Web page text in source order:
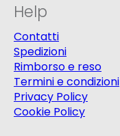
Help
Contatti
Spedizioni
Rimborso e reso
Termini e condizioni
Privacy Policy
Cookie Policy